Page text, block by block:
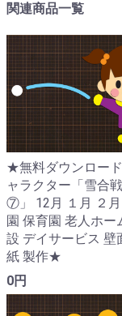
関連商品一覧
★無料ダウンロー
ャラクター「雪合
⑦」 12月 １月 ２
園 保育園 老人ホー
設 デイサービス 壁
紙 製作★
0円